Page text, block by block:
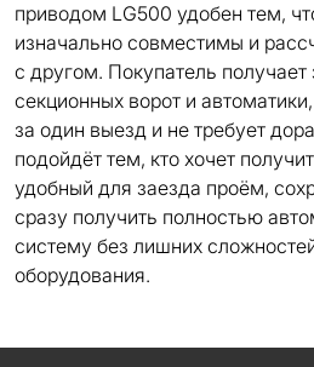
приводом LG500 удобен тем,
изначально совместимы и
с другом. Покупатель
секционных ворот и
за один выезд и не требует
подойдёт тем, кто хочет
удобный для заезда проём,
сразу получить полностью
систему без лишних
оборудования.